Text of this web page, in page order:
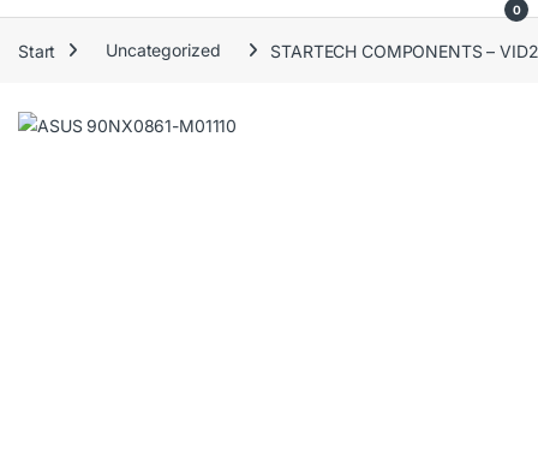
0
Start Uncategorized STARTECH COMPONENTS –